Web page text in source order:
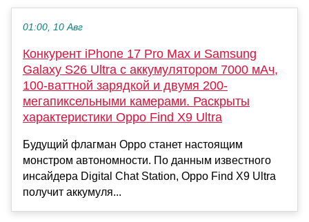
01:00, 10 Авг
Конкурент iPhone 17 Pro Max и Samsung
Galaxy S26 Ultra с аккумулятором 7000 мАч,
100-ваттной зарядкой и двумя 200-
мегапиксельными камерами. Раскрыты
характеристики Oppo Find X9 Ultra
Будущий флагман Oppo станет настоящим
монстром автономности. По данным известного
инсайдера Digital Chat Station, Oppo Find X9 Ultra
получит аккумуля...